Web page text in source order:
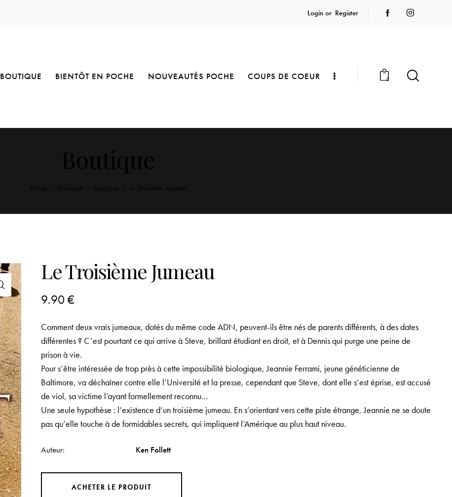
Login or Register
BOUTIQUE BIENTÔT EN POCHE NOUVEAUTÉS POCHE COUPS DE COEUR 0
Le Troisième Jumeau
9.90€
Comment deux vrais jumeaux, dotés du même code ADN, peuvent-ils être nés de parents différents, à des dates
différentes ? C’est pourtant ce qui arrive à Steve, brillant étudiant en droit, et à Dennis qui purge une peine de
prison à vie.
Pour s’être intéressée de trop près à cette impossibilité biologique, Jeannie Ferrami, jeune généticienne de
Baltimore, va déchaîner contre elle l’Université et la presse, cependant que Steve, dont elle s’est éprise, est accusé
de viol, sa victime l’ayant formellement reconnu…
Une seule hypothèse : l’existence d’un troisième jumeau. En s’orientant vers cette piste étrange, Jeannie ne se doute
pas qu’elle touche à de formidables secrets, qui impliquent l’Amérique au plus haut niveau.
Auteur Ken Follett
ACHETER LE PRODUIT